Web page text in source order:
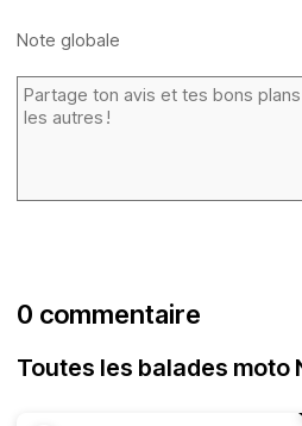
Note globale
0 commentaire
Toutes les balades